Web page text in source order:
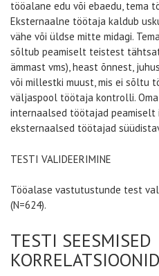
tööalane edu või ebaedu, tema
Eksternaalne töötaja kaldub
vähe või üldse mitte midagi.
sõltub peamiselt teistest
ämmast vms), heast õnnest,
või millestki muust, mis ei sõltu
väljaspool töötaja kontrolli.
internaalsed töötajad peamiselt
eksternaalsed töötajad
TESTI VALIDEERIMINE
Tööalase vastutustunde test
(N=624).
TESTI SEESMISED
KORRELATSIOONID